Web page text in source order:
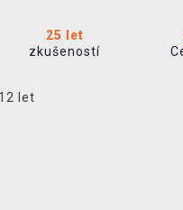
25 let
zkušeností
let